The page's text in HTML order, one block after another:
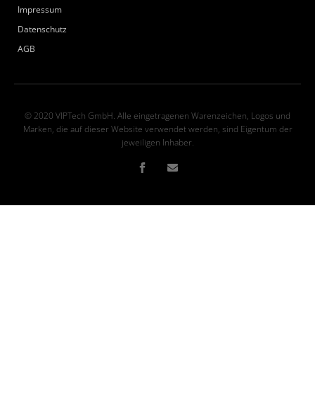
Impressum
Datenschutz
AGB
© 2020 VIPTech GmbH. Alle eingetragenen Warenzeichen, Logos und
Marken, die auf dieser Website verwendet werden, sind Eigentum der
jeweiligen Inhaber.